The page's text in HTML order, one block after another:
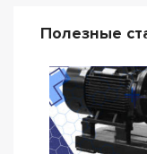
Полезные